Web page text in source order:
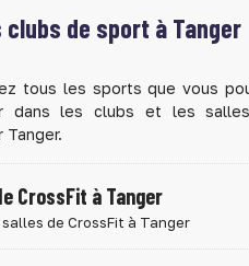
clubs de sport à Tanger
tous les sports que vous
dans les clubs et les
Tanger.
CrossFit à Tanger
de CrossFit à Tanger